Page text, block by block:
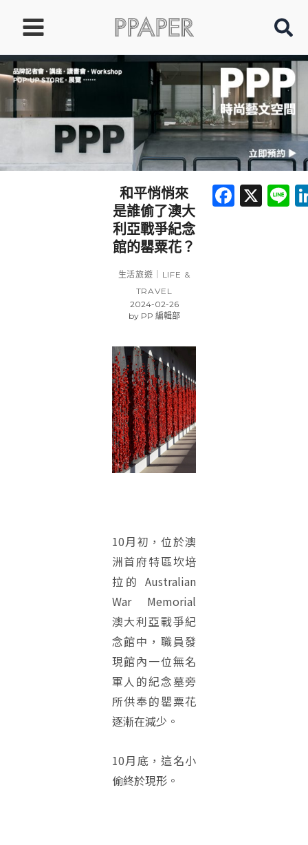
要
內
和平悄悄來
是誰偷了澳大
利亞戰爭紀念
館的罌粟花？
生活旅遊｜LIFE &
TRAVEL
2024-02-26
byPP 編輯部
10月初，位於澳
洲首府特區坎培
拉的 Australian
War Memorial
澳大利亞戰爭紀
念館中，職員發
現館內一位無名
軍人的紀念墓旁
所供奉的罌粟花
逐漸在減少。
10月底，這名小
偷終於現形。
X